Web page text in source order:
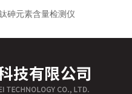
砷元素含量检测仪